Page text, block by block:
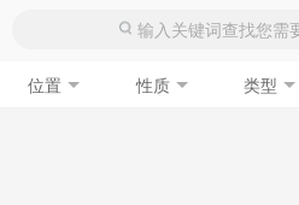
位置 性质 类型